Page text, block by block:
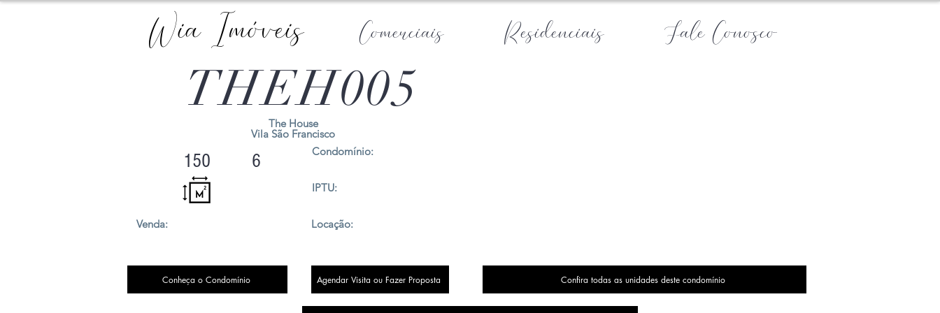
Wia Imóveis Comerciais Residenciais Fale Conosco
THEH005
The House
Vila São Francisco
150 6
Venda:
Conheça o Condomínio
Condomínio:
IPTU:
Locação:
Agendar Visita ou Fazer Proposta Confira todas as unidades deste condomínio